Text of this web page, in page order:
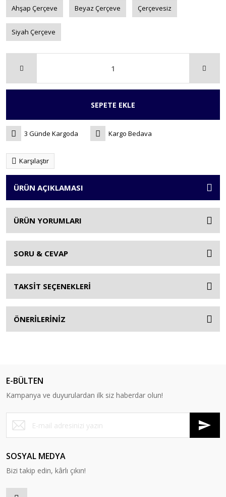
Ahşap Çerçeve Beyaz Çerçeve Çerçevesiz
Siyah Çerçeve
SEPETE EKLE
3 Günde Kargoda Kargo Bedava
Karşılaştır
ÜRÜN AÇIKLAMASI
ÜRÜN YORUMLARI
SORU & CEVAP
TAKSİT SEÇENEKLERİ
ÖNERİLERİNİZ
E-BÜLTEN
Kampanya ve duyurulardan ilk siz haberdar olun!
SOSYAL MEDYA
Bizi takip edin, kârlı çıkın!